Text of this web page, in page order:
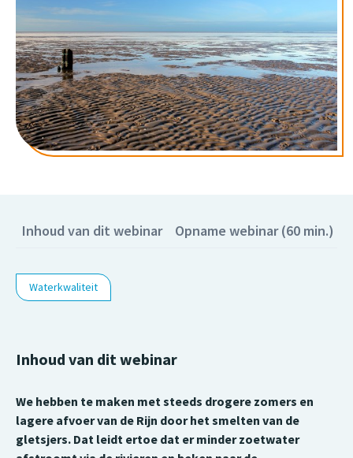
Inhoud van dit webinar Opname webinar (60 min.)
Waterkwaliteit
Inhoud van dit webinar
We hebben te maken met steeds drogere zomers en
lagere afvoer van de Rijn door het smelten van de
gletsjers. Dat leidt ertoe dat er minder zoetwater